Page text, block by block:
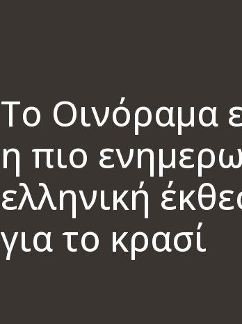
Το Οινόραμα
η πιο
ελληνική
για το κρασί